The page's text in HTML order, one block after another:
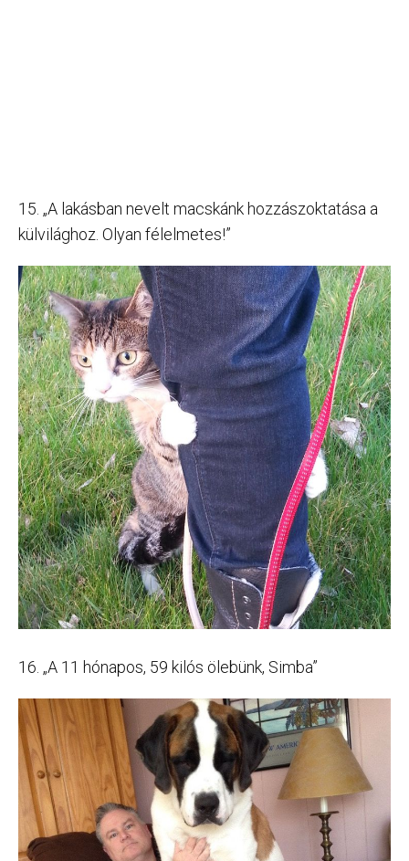
15. „A lakásban nevelt macskánk hozzászoktatása a
külvilághoz. Olyan félelmetes!”
16. „A 11 hónapos, 59 kilós ölebünk, Simba”